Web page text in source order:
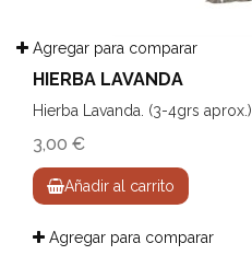
Agregar para comparar
HIERBA LAVANDA
Hierba Lavanda. (3-4grs aprox.).
3,00 €
Añadir al carrito
Agregar para comparar